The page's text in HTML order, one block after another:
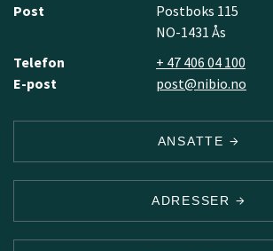
Post
Postboks 115
NO-1431 Ås
Telefon
+ 47 406 04 100
E-post
post@nibio.no
ANSATTE
ADRESSER